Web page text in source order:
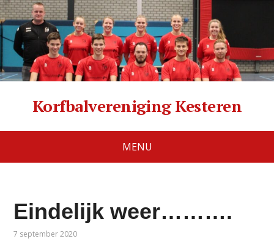
Korfbalvereniging Kesteren
MENU
Eindelijk weer……….
7 september 2020